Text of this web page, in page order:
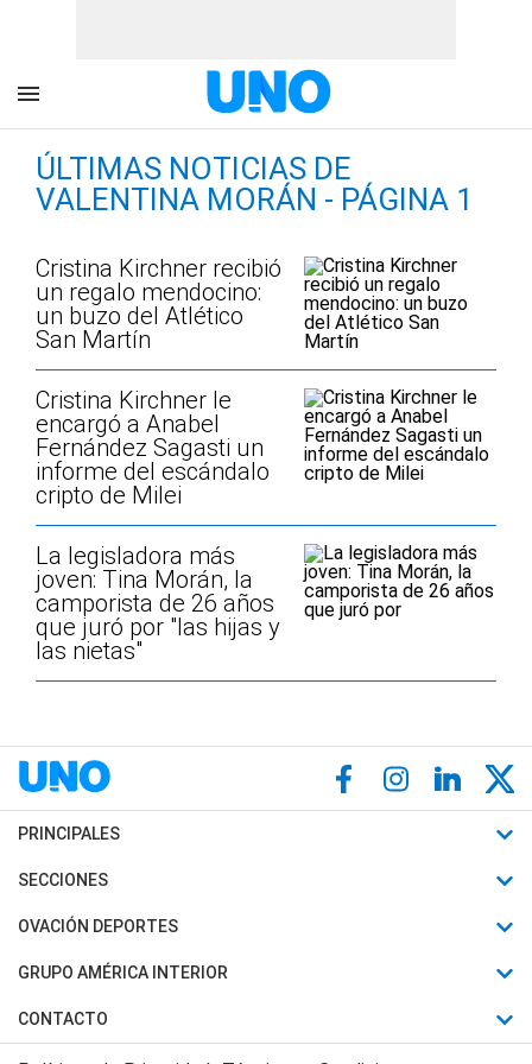
ÚLTIMAS NOTICIAS DE
VALENTINA MORÁN - PÁGINA 1
Cristina Kirchner recibió
un regalo mendocino:
un buzo del Atlético
San Martín
Cristina Kirchner le
encargó a Anabel
Fernández Sagasti un
informe del escándalo
cripto de Milei
La legisladora más
joven: Tina Morán, la
camporista de 26 años
que juró por "las hijas y
las nietas"
PRINCIPALES
Últimas Noticias
Política
Judiciales
SECCIONES
Horóscopo
Motores
Trucos caseros
OVACIÓN DEPORTES
Fútbol
Mundial
Automovilismo
GRUPO AMÉRICA INTERIOR
Canal 7 en Vivo
CONTACTO